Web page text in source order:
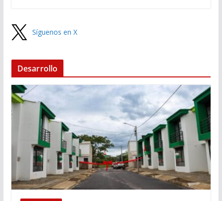
Síguenos en X
Desarrollo